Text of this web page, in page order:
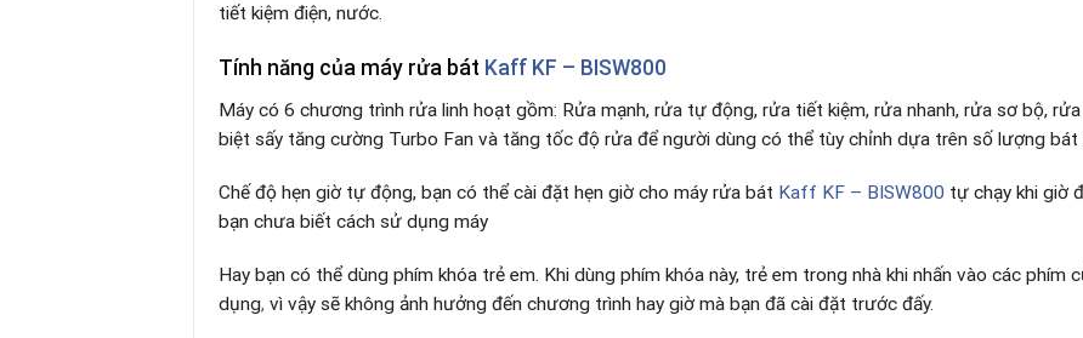
tiết kiệm điện, nước.
Tính năng của máy rửa bát Kaff KF – BISW800
Máy có 6 chương trình rửa linh hoạt gồm: Rửa mạnh, rửa tự động, rửa tiết kiệm, rửa nhanh, rửa sơ bộ,
biệt sấy tăng cường Turbo Fan và tăng tốc độ rửa để người dùng có thể tùy chỉnh dựa trên số lượng bát
Chế độ hẹn giờ tự động, bạn có thể cài đặt hẹn giờ cho máy rửa bát Kaff KF – BISW800 tự chạy khi giờ
bạn chưa biết cách sử dụng máy
Hay bạn có thể dùng phím khóa trẻ em. Khi dùng phím khóa này, trẻ em trong nhà khi nhấn vào các phím
dụng, vì vậy sẽ không ảnh hưởng đến chương trình hay giờ mà bạn đã cài đặt trước đấy.